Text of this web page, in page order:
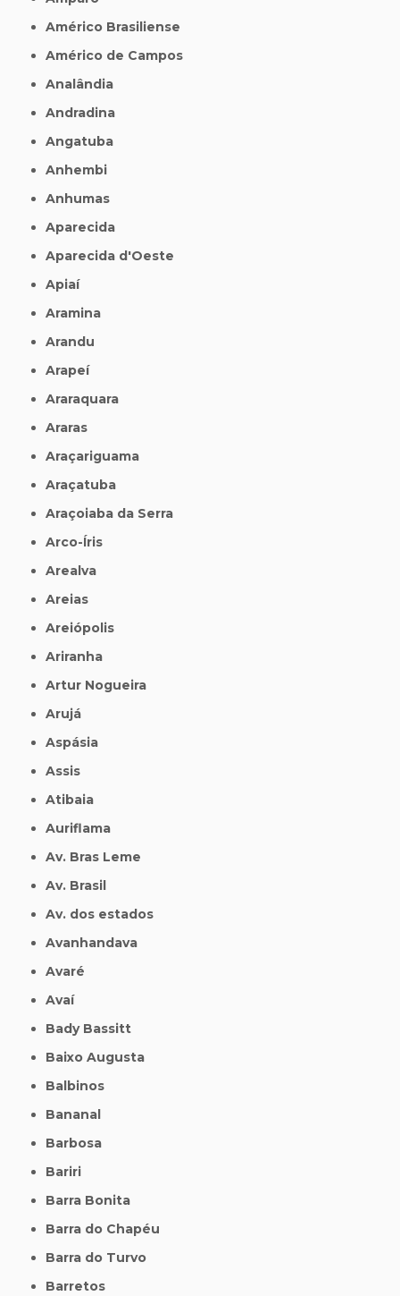
Américo Brasiliense
Américo de Campos
Analândia
Andradina
Angatuba
Anhembi
Anhumas
Aparecida
Aparecida d'Oeste
Apiaí
Aramina
Arandu
Arapeí
Araraquara
Araras
Araçariguama
Araçatuba
Araçoiaba da Serra
Arco-Íris
Arealva
Areias
Areiópolis
Ariranha
Artur Nogueira
Arujá
Aspásia
Assis
Atibaia
Auriflama
Av. Bras Leme
Av. Brasil
Av. dos estados
Avanhandava
Avaré
Avaí
Bady Bassitt
Baixo Augusta
Balbinos
Bananal
Barbosa
Bariri
Barra Bonita
Barra do Chapéu
Barra do Turvo
Barretos